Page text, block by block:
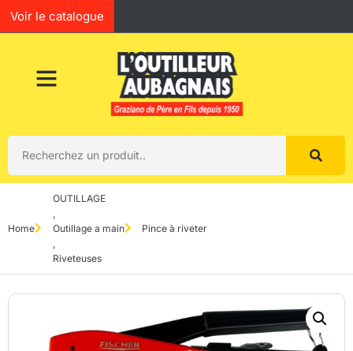
Voir le catalogue
Home
OUTILLAGE
Outillage a main
Riveteuses
Pince à riveter